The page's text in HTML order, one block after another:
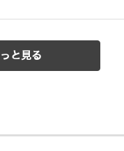
と見る